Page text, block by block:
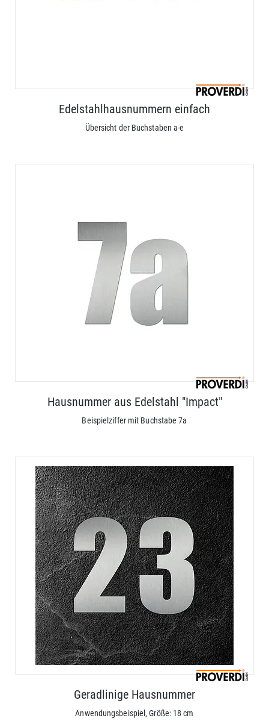
Edelstahlhausnummern einfach
Übersicht der Buchstaben a-e
Hausnummer aus Edelstahl "Impact"
Beispielziffer mit Buchstabe 7a
Geradlinige Hausnummer
Anwendungsbeispiel, Größe: 18 cm